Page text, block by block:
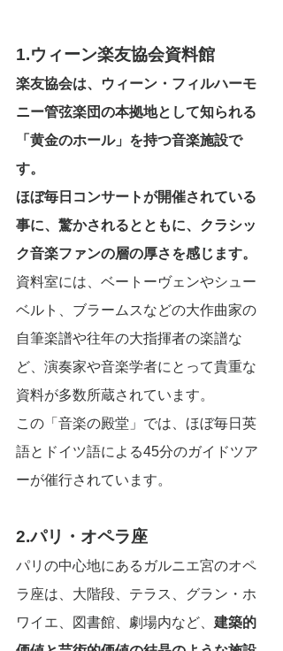
1.ウィーン楽友協会資料館
楽友協会は、ウィーン・フィルハーモ
ニー管弦楽団の本拠地として知られる
「黄金のホール」を持つ音楽施設で
す。
ほぼ毎日コンサートが開催されている
事に、驚かされるとともに、クラシッ
ク音楽ファンの層の厚さを感じます。
資料室には、ベートーヴェンやシュー
ベルト、ブラームスなどの大作曲家の
自筆楽譜や往年の大指揮者の楽譜な
ど、演奏家や音楽学者にとって貴重な
資料が多数所蔵されています。
この「音楽の殿堂」では、ほぼ毎日英
語とドイツ語による45分のガイドツア
ーが催行されています。
2.パリ・オペラ座
パリの中心地にあるガルニエ宮のオペ
ラ座は、大階段、テラス、グラン・ホ
ワイエ、図書館、劇場内など、 建築的